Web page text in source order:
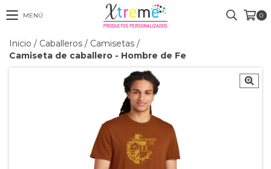
MENÚ 0
Inicio / Caballeros / Camisetas /
Camiseta de caballero - Hombre de Fe